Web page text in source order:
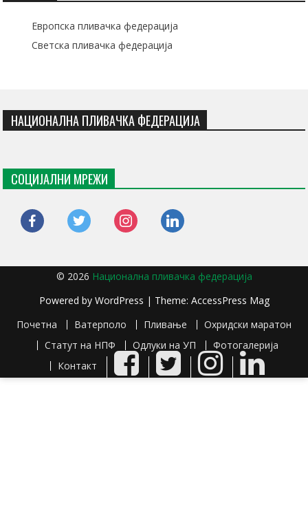
Европска пливачка федерација
Светска пливачка федерација
НАЦИОНАЛНА ПЛИВАЧКА ФЕДЕРАЦИЈА
СОЦИЈАЛНИ МРЕЖИ
facebook twitter instagram linkedin
© 2026 Национална пливачка федерација
Powered by WordPress | Theme: AccessPress Mag
Почетна
Ватерполо Пливање
Охридски маратон
Статут на НПФ
Одлуки на УП
Фотогалерија
Контакт
Facebook Twitter InstagramLinkedIn